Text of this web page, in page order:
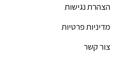
הצהרת נגישות
מדיניות פרטיות
צור קשר